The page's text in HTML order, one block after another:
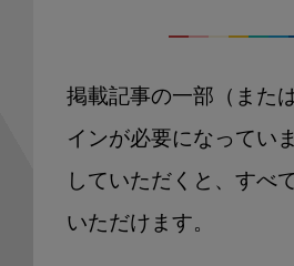
掲載記事の一部（また
インが必要になってい
していただくと、すべ
いただけます。